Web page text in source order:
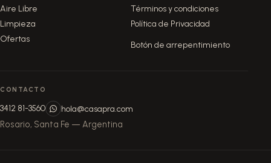
Aire Libre
Limpieza
Ofertas
Términos y condiciones
Política de Privacidad
Botón de arrepentimiento
CONTACTO
3412 81-3560 hola@casapra.com
Rosario, Santa Fe — Argentina